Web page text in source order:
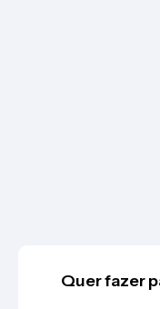
Quer fazer